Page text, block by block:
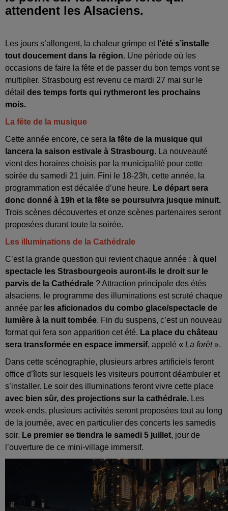
attendent les Alsaciens.
Les jours s’allongent, la chaleur grimpe et l’été s’installe
tout doucement dans la région. Une période où les
occasions de faire la fête et de passer du bon temps vont se
multiplier. Strasbourg est revenu ce mardi 27 mai sur le
détail des temps forts qui rythmeront les prochains
mois.
La fête de la musique
Cette année encore, ce sera la fête de la musique qui
lancera la saison estivale à Strasbourg. La nouveauté
vient des horaires choisis par la municipalité pour cette
soirée du samedi 21 juin. Fini le 18-23h, cette année, la
programmation est décalée d’une heure. Le départ sera
donc donné à 19h et la fête se poursuivra jusque minuit.
Trois scènes découvertes et onze scènes partenaires seront
proposées durant toute la soirée.
Les illuminations de la Cathédrale
C’est la grande question qui revient chaque année : à quel
spectacle les Strasbourgeois auront-ils le droit sur le
parvis de la Cathédrale ? Attraction principale des étés
alsaciens, le programme des illuminations est scruté chaque
année par les aficionados du combo glace/spectacle de
lumière à la nuit tombée. Fin du suspens, c’est un nouveau
format qui fera son apparition cet été. La place du château
sera transformée en espace immersif, appelé « La forêt».
Dans cette scénographie, plusieurs arbres artificiels feront
office d’îlots sur lesquels les visiteurs pourront déambuler et
s’installer. Le soir des illuminations feront vivre cette place
avec bien sûr, des projections sur la cathédrale. Les
week-ends, plusieurs activités seront proposées tout au long
de la journée, avec en particulier des concerts les samedis
soir. Le premier se tiendra le samedi 5 juillet, jour de
l’ouverture de ce mini-village immersif.